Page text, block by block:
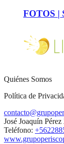
FOTOS |
Quiénes Somos
Política de
José Joaquín
Teléfono: